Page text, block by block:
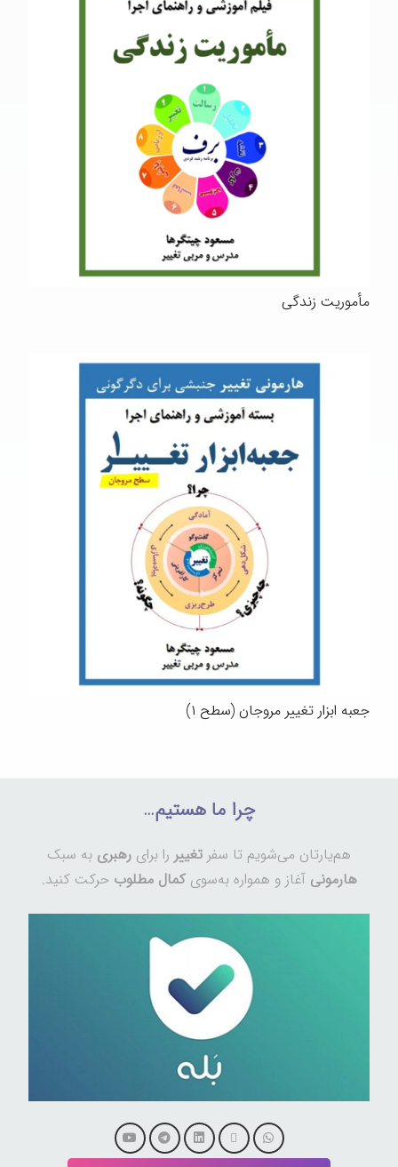
مأموریت زندگی
جعبه ابزار تغییر مروجان (سطح ۱)
چرا ما هستیم…
هم‌یارتان می‌شویم تا سفر تغییر را برای رهبری به سبک
هارمونی آغاز و همواره به‌سوی کمال مطلوب حرکت کنید.